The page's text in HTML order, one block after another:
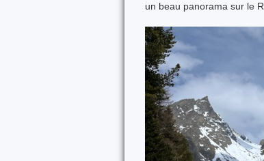
un beau panorama sur le